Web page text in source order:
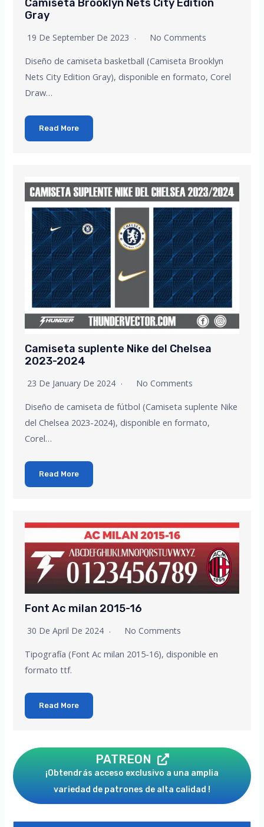
Camiseta Brooklyn Nets City Edition
Gray
19 De September De 2023 No Comments
Diseño de camiseta basketball (Camiseta Brooklyn
Nets City Edition Gray), disponible en formato, Corel
Draw…
Read More
Camiseta suplente Nike del Chelsea
2023-2024
23 De January De 2024 No Comments
Diseño de camiseta de fútbol (Camiseta suplente Nike
del Chelsea 2023-2024), disponible en formato,
Corel…
Read More
Font Ac milan 2015-16
30 De April De 2024 No Comments
Tipografía (Font Ac milan 2015-16), disponible en
formato ttf.
Read More
PATREON
¡Obtendrás acceso exclusivo a una amplia
variedad de patrones de alta calidad !